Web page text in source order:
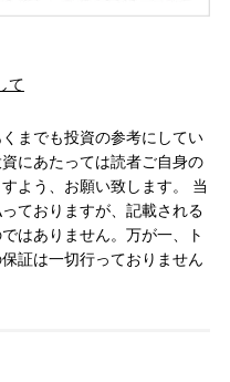
て
までも投資の参考にしてい
にあたっては読者ご自身の
よう、お願い致します。 当
ておりますが、記載される
はありません。万が一、ト
証は一切行っておりません